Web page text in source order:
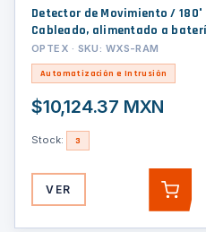
Detector de Movimiento /
Cableado, alimentado a
Compatible con cualquier
OPTEX · SKU: WXS-RAM
Automatización e Intrusión
$10,124.37 MXN
Stock: 3
VER